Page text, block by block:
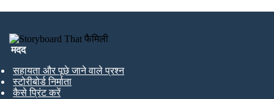
मदद
सहायता और पूछे जाने वाले प्रश्न
स्टोरीबोर्ड निर्माता
कैसे प्रिंट करें